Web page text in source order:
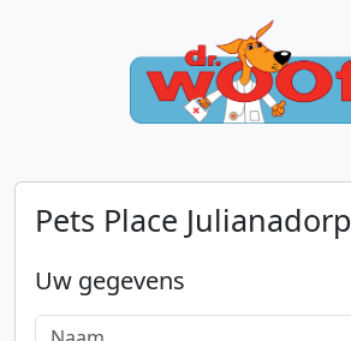
Pets Place Julianadorp
Uw gegevens